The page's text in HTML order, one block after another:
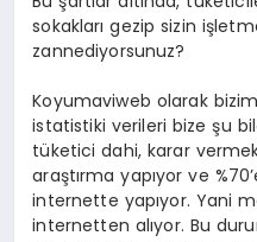
sokakları gezip sizin
zannediyorsunuz?
Koyumaviweb olarak bizim
istatistiki verileri bize şu
tüketici dahi, karar
araştırma yapıyor ve
internette yapıyor. Yani
internetten alıyor. Bu